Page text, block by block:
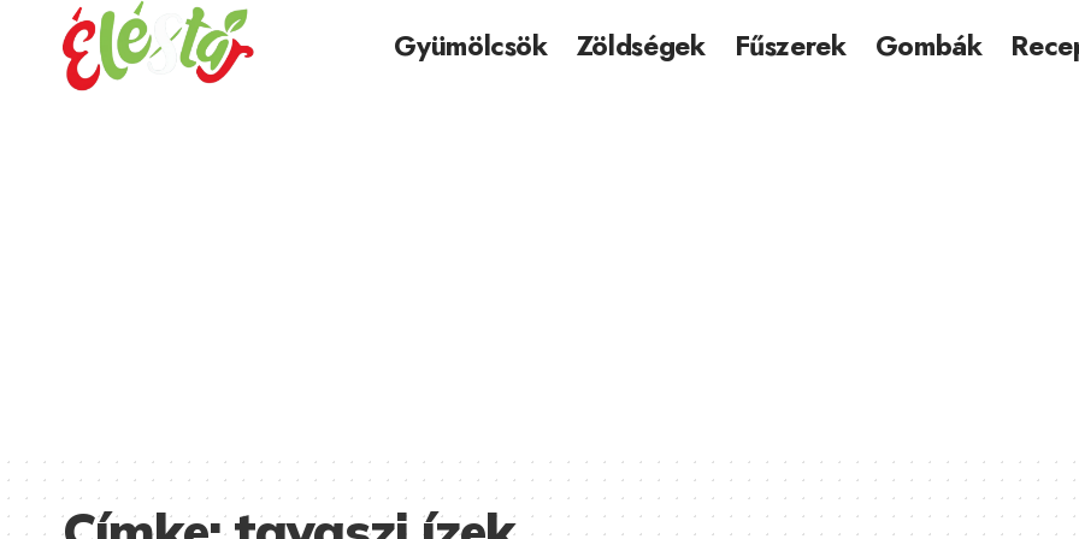
Gyümölcsök Zöldségek Fűszerek Gombák